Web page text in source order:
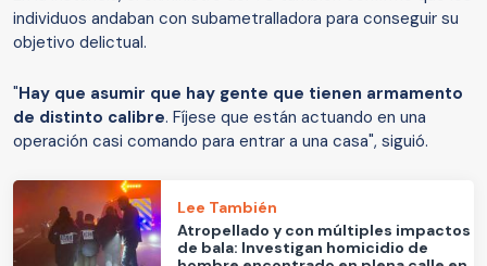
individuos andaban con subametralladora para conseguir su
objetivo delictual.
"Hay que asumir que hay gente que tienen armamento
de distinto calibre. Fíjese que están actuando en una
operación casi comando para entrar a una casa", siguió.
Lee También
Atropellado y con múltiples impactos
de bala: Investigan homicidio de